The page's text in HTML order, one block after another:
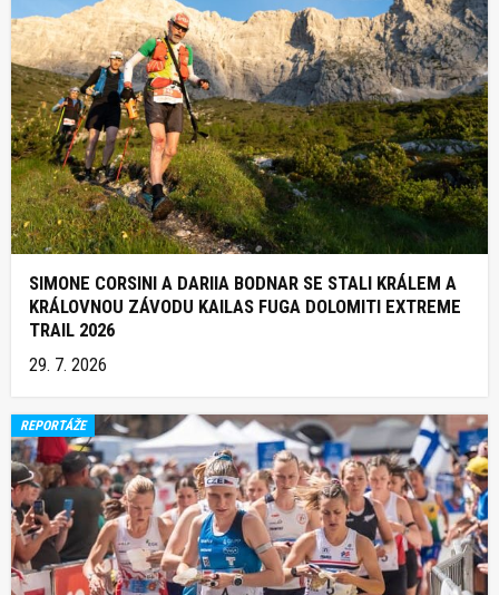
SIMONE CORSINI A DARIIA BODNAR SE STALI KRÁLEM A
KRÁLOVNOU ZÁVODU KAILAS FUGA DOLOMITI EXTREME
TRAIL 2026
29. 7. 2026
REPORTÁŽE